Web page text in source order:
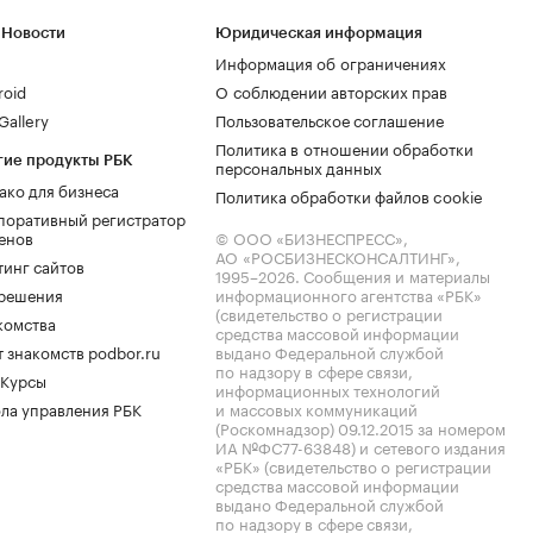
продукты РБК
для бизнеса
регистратор
сайтов
знакомств podbor.ru
управления РБК
Юридическая информация
Информация об ограничениях
О соблюдении авторских прав
Пользовательское соглашение
Политика в отношении обработки
персональных данных
Политика обработки файлов cookie
© ООО «БИЗНЕСПРЕСС»,
АО «РОСБИЗНЕСКОНСАЛТИНГ»,
1995–2026. Сообщения и материалы
информационного агентства «РБК»
(свидетельство о регистрации
средства массовой информации
выдано Федеральной службой
по надзору в сфере связи,
информационных технологий
и массовых коммуникаций
(Роскомнадзор) 09.12.2015 за номером
ИА №ФС77-63848) и сетевого издания
«РБК» (свидетельство о регистрации
средства массовой информации
выдано Федеральной службой
по надзору в сфере связи,